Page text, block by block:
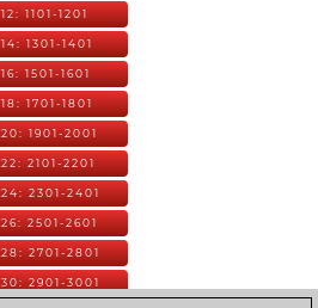
12: 1101-1201
14: 1301-1401
16: 1501-1601
18: 1701-1801
20: 1901-2001
22: 2101-2201
24: 2301-2401
26: 2501-2601
28: 2701-2801
30: 2901-3001